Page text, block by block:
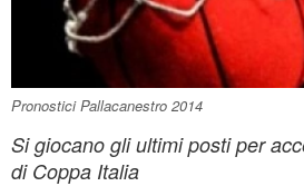
Pronostici Pallacanestro 2014
Si giocano gli ultimi posti per
di Coppa Italia